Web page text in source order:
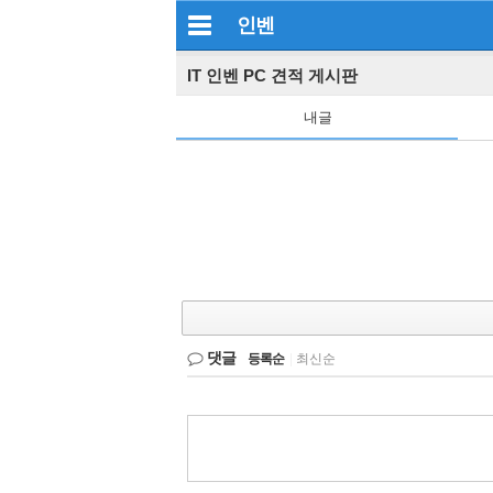
인벤
IT 인벤 PC 견적 게시판
내글
댓글 등록순 최신순